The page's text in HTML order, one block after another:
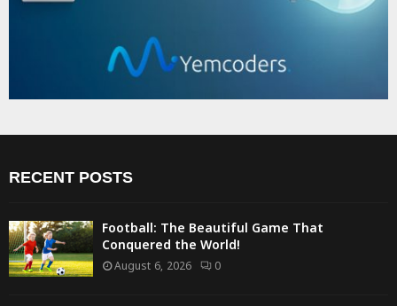
RECENT POSTS
Football: The Beautiful Game That
Conquered the World!
August 6, 2026 0